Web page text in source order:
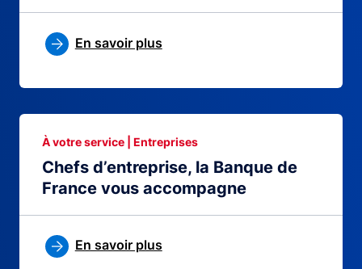
En savoir plus
Chefs d’entreprise, la Banque de
France vous accompagne
À votre service | Entreprises
En savoir plus